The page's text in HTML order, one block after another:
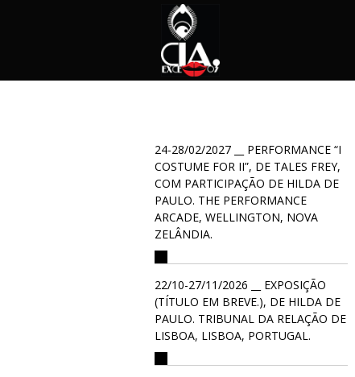
24-28/02/2027 __ PERFORMANCE “I
COSTUME FOR II”, DE TALES FREY,
COM PARTICIPAÇÃO DE HILDA DE
PAULO. THE PERFORMANCE
ARCADE, WELLINGTON, NOVA
ZELÂNDIA.
22/10-27/11/2026 __ EXPOSIÇÃO
(TÍTULO EM BREVE.), DE HILDA DE
PAULO. TRIBUNAL DA RELAÇÃO DE
LISBOA, LISBOA, PORTUGAL.